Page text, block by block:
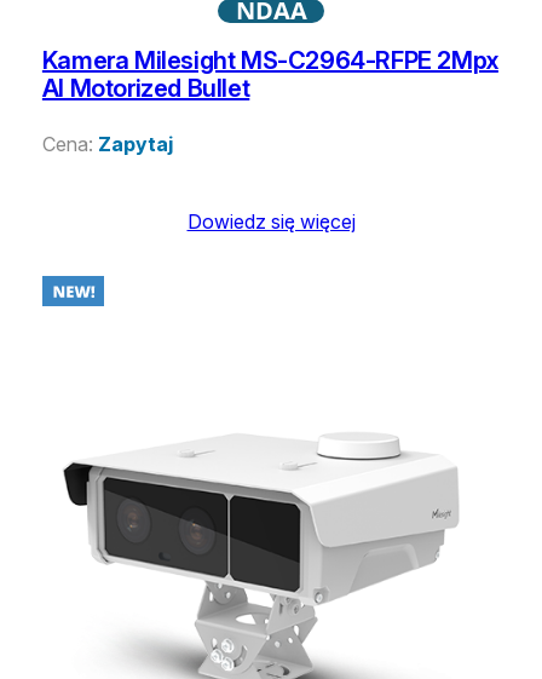
NDAA
Kamera Milesight MS-C2964-RFPE 2Mpx
AI Motorized Bullet
Cena: Zapytaj
Dowiedz się więcej